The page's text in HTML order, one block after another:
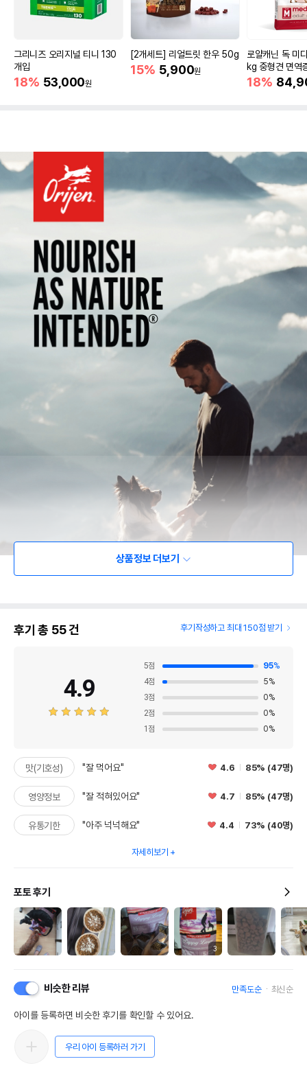
그리니즈 오리지널 티니 130
개입
18% 53,000원
[2개세트] 리얼트릿 한우 50g
15% 5,900원
로얄캐닌 독 미
kg 중형견 면역
18%
상품정보 더보기
후기 총 55건 후기작성하고 최대 150점 받기
4.9
5점 95%
4점 5%
3점 0%
2점 0%
1 점 0%
맛(기호성) "잘 먹어요" 4.6 85% (47명)
영양정보 "잘 적혀있어요" 4.7 85% (47명)
유통기한 "아주 넉넉해요" 4.4 73% (40명)
자세히보기
포토 후기
3
비슷한 리뷰 만족도순 최신순
아이를 등록하면 비슷한 후기를 확인할 수 있어요.
우리 아이 등록하러 가기